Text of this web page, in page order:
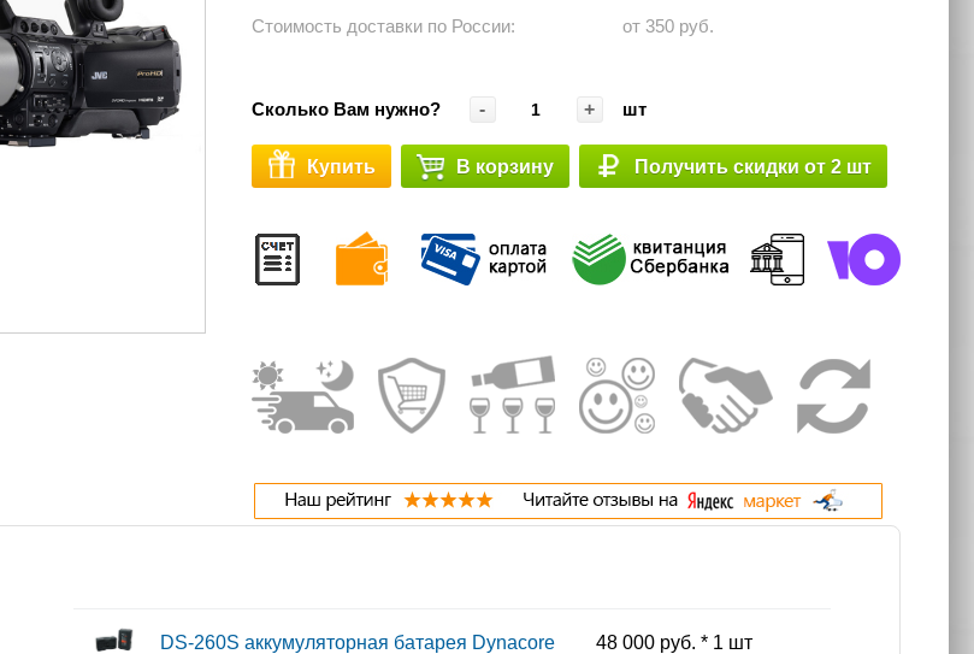
Стоимость доставки по России:⠀⠀⠀⠀
от 350 руб.
Сколько Вам нужно? - + шт
Купить В корзину Получить скидки от 2 шт
DS-260S аккумуляторная батарея Dynacore 48 000 руб. * 1 шт